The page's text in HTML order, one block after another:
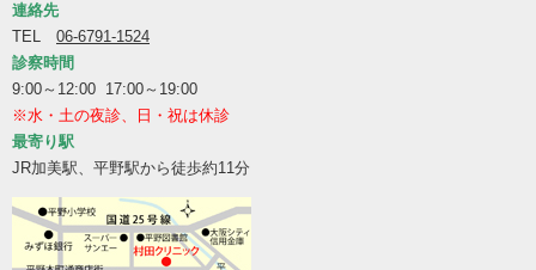
連絡先
TEL 06-6791-1524
診察時間
9:00～12:00 17:00～19:00
※水・土の夜診、日・祝は休診
最寄り駅
JR加美駅、平野駅から徒歩約11分